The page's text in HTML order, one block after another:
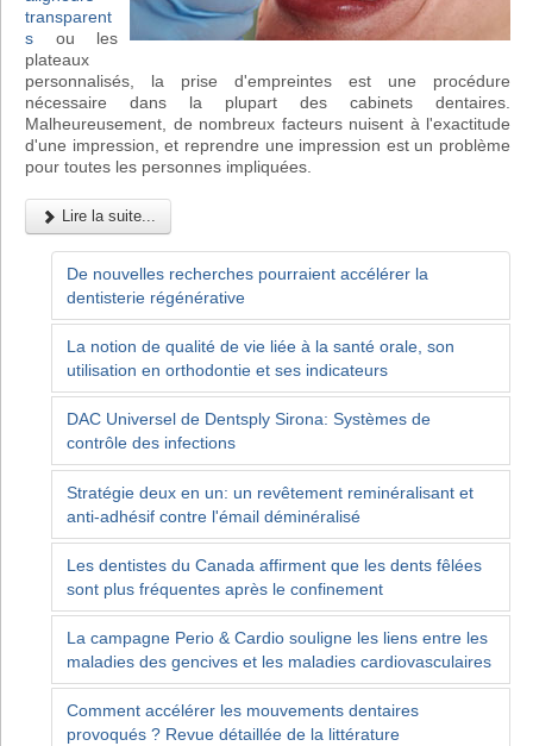
transparent
s ou les
plateaux
personnalisés, la prise d'empreintes est une procédure
nécessaire dans la plupart des cabinets dentaires.
Malheureusement, de nombreux facteurs nuisent à l'exactitude
d'une impression, et reprendre une impression est un problème
pour toutes les personnes impliquées.
Lire la suite...
De nouvelles recherches pourraient accélérer la
dentisterie régénérative
La notion de qualité de vie liée à la santé orale, son
utilisation en orthodontie et ses indicateurs
DAC Universel de Dentsply Sirona: Systèmes de
contrôle des infections
Stratégie deux en un: un revêtement reminéralisant et
anti-adhésif contre l'émail déminéralisé
Les dentistes du Canada affirment que les dents fêlées
sont plus fréquentes après le confinement
La campagne Perio & Cardio souligne les liens entre les
maladies des gencives et les maladies cardiovasculaires
Comment accélérer les mouvements dentaires
provoqués ? Revue détaillée de la littérature